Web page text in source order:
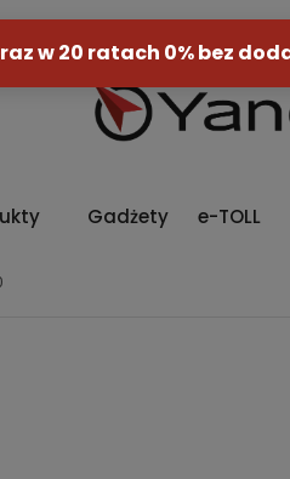
Gadżety e-TOLL